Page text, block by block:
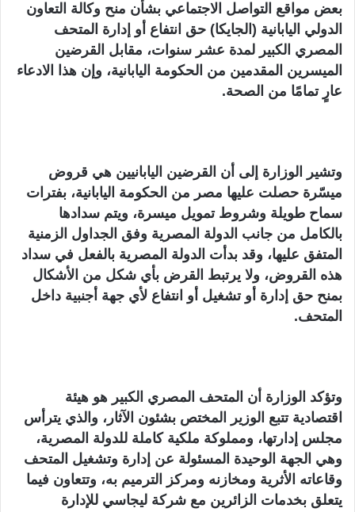
ن
ي
ا
بعض مواقع التواصل الاجتماعي بشأن منح وكالة التعاون
الدولي اليابانية (الجايكا) حق انتفاع أو إدارة المتحف
المصري الكبير لمدة عشر سنوات، مقابل القرضين
الميسرين المقدمين من الحكومة اليابانية، وإن هذا الادعاء
عارٍ تمامًا من الصحة.
وتشير الوزارة إلى أن القرضين اليابانيين هي قروض
ميسّرة حصلت عليها مصر من الحكومة اليابانية، بفترات
سماح طويلة وشروط تمويل ميسرة، ويتم سدادها
بالكامل من جانب الدولة المصرية وفق الجداول الزمنية
المتفق عليها، وقد بدأت الدولة المصرية بالفعل في سداد
هذه القروض، ولا يرتبط القرض بأي شكل من الأشكال
بمنح حق إدارة أو تشغيل أو انتفاع لأي جهة أجنبية داخل
المتحف.
وتؤكد الوزارة أن المتحف المصري الكبير هو هيئة
اقتصادية تتبع الوزير المختص بشئون الآثار، والذي يترأس
مجلس إدارتها، ومملوكة ملكية كاملة للدولة المصرية،
وهي الجهة الوحيدة المسئولة عن إدارة وتشغيل المتحف
وقاعاته الأثرية ومخازنه ومركز الترميم به، وتتعاون فيما
يتعلق بخدمات الزائرين مع شركة ليجاسي للإدارة